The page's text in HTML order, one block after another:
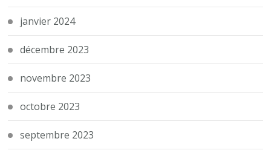
janvier 2024
décembre 2023
novembre 2023
octobre 2023
septembre 2023